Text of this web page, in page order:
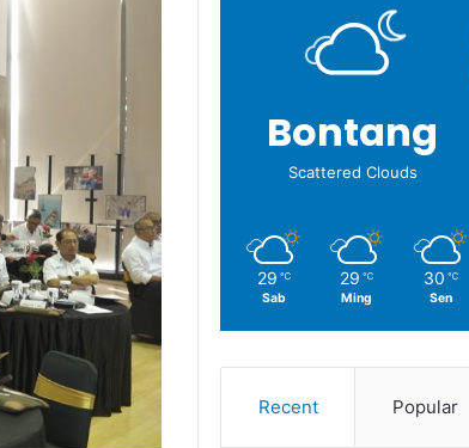
Bontang
Scattered Clouds
29 ℃
Sab
29 ℃
Ming
30 ℃
Sen
Recent Popular